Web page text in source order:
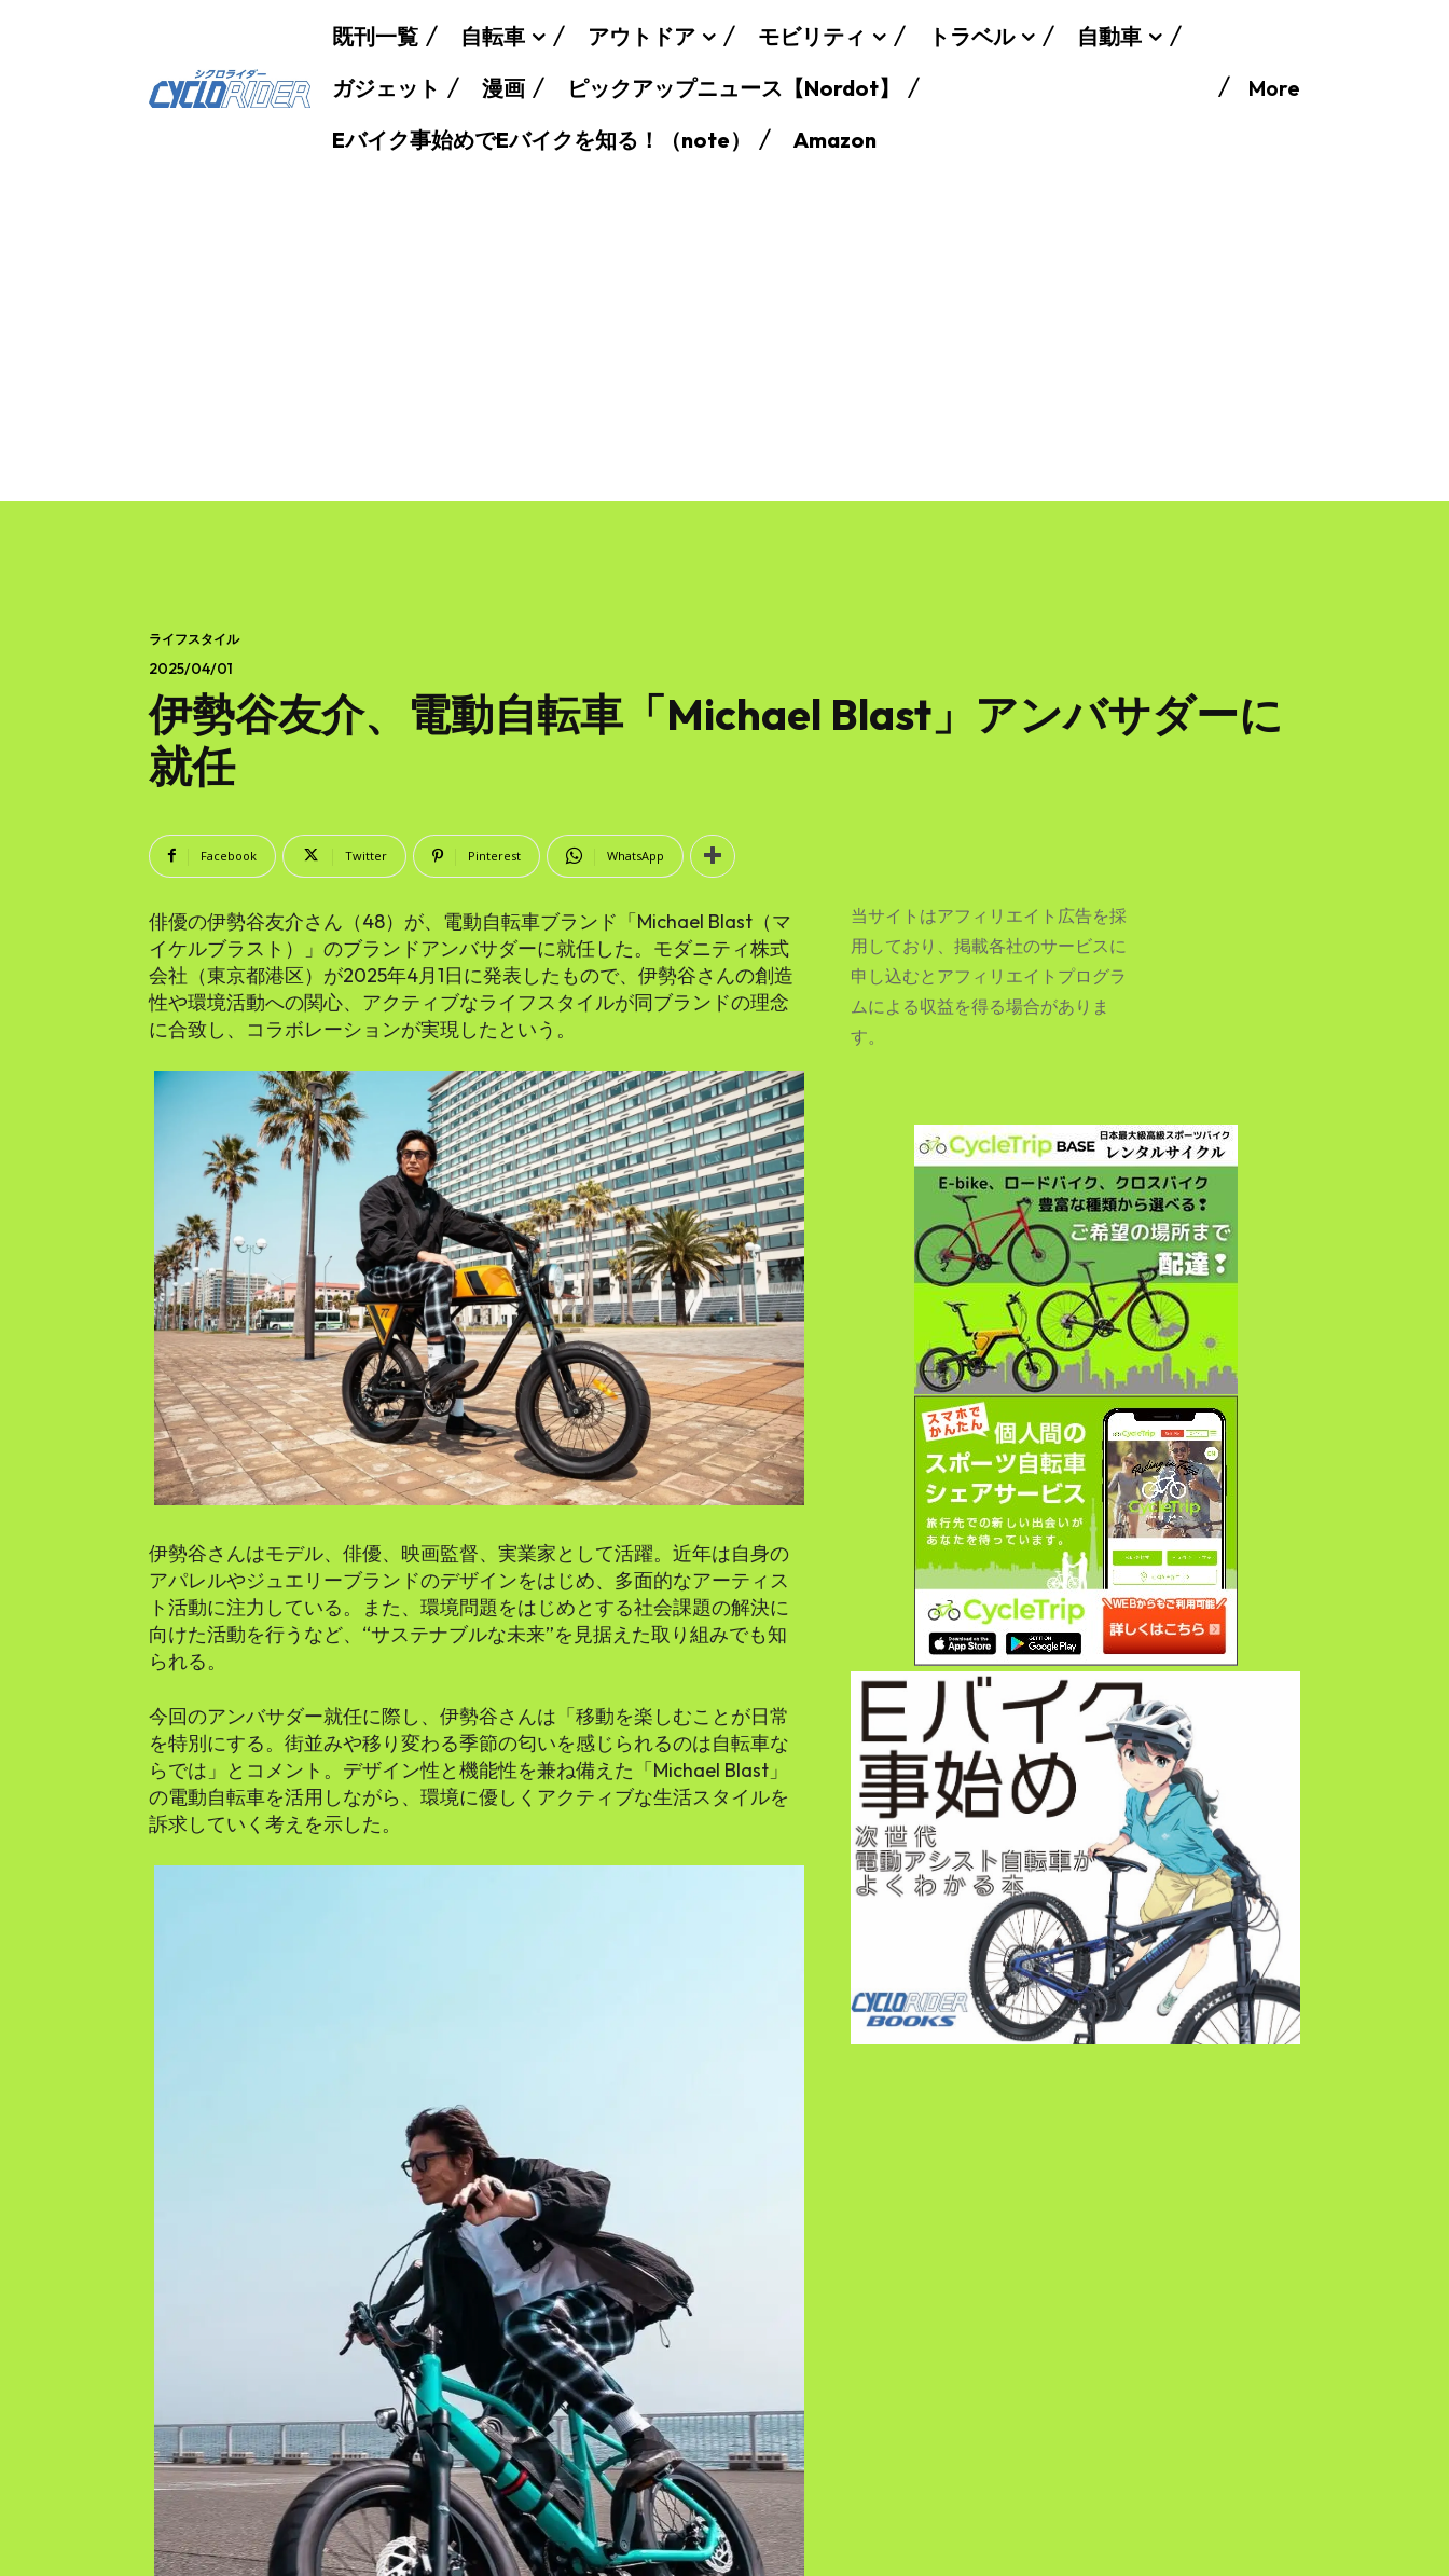
既刊一覧 自転車 アウトドア モビリティ トラベル
自動車
ガジェット
漫画
ピックアップニュース【Nordot】
Eバイク事始めでEバイクを知る！（note）
Amazon
More
ライフスタイル
2025/04/01
伊勢谷友介、電動自転車「Michael Blast」アンバサダーに
就任
Facebook Twitter Pinterest WhatsApp
俳優の伊勢谷友介さん（48）が、電動自転車ブランド「Michael Blast（マ
イケルブラスト）」のブランドアンバサダーに就任した。モダニティ株式
会社（東京都港区）が2025年4月1日に発表したもので、伊勢谷さんの創造
性や環境活動への関心、アクティブなライフスタイルが同ブランドの理念
に合致し、コラボレーションが実現したという。
伊勢谷さんはモデル、俳優、映画監督、実業家として活躍。近年は自身の
アパレルやジュエリーブランドのデザインをはじめ、多面的なアーティス
ト活動に注力している。また、環境問題をはじめとする社会課題の解決に
向けた活動を行うなど、“サステナブルな未来”を見据えた取り組みでも知
られる。
今回のアンバサダー就任に際し、伊勢谷さんは「移動を楽しむことが日常
を特別にする。街並みや移り変わる季節の匂いを感じられるのは自転車な
らでは」とコメント。デザイン性と機能性を兼ね備えた「Michael Blast」
の電動自転車を活用しながら、環境に優しくアクティブな生活スタイルを
訴求していく考えを示した。
当サイトはアフィリエイト広告を採
用しており、掲載各社のサービスに
申し込むとアフィリエイトプログラ
ムによる収益を得る場合がありま
す。